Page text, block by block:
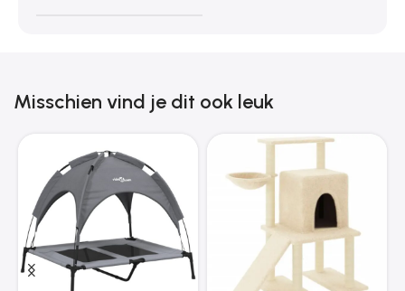
Misschien vind je dit ook leuk